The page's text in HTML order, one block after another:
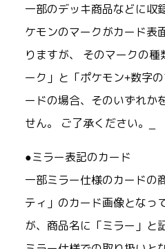
一部のデッキ商品などに収
ケモンのマークがカード表
りますが、 そのマークの
ーク」と「ポケモン+数字
ードの場合、そのいずれか
せん。 ご了承ください。_
●ミラー表記のカード
一部ミラー仕様のカードの
ティ」のカード画像となっ
が、商品名に「ミラー」と